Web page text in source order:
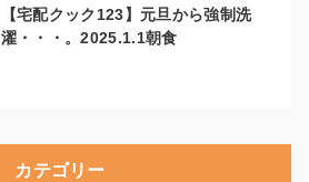
【宅配クック123】元旦から強制洗
濯・・・。2025.1.1朝食
カテゴリー